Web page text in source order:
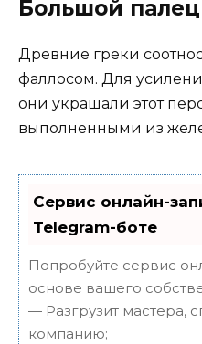
Большой палец
Древние греки
фаллосом. Для
они украшали этот
выполненными из
Сервис онлайн-
Telegram-боте
Попробуйте сервис
основе вашего
— Разгрузит мастера,
компанию;